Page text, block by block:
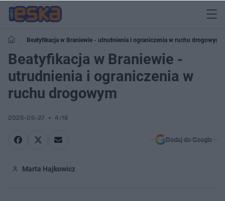
Beatyfikacja w Braniewie - utrudnienia i ograniczenia w ruchu drogowym
Beatyfikacja w Braniewie -
utrudnienia i ograniczenia w
ruchu drogowym
2025-05-27 4:18
Dodaj do Google
Marta Hajkowicz